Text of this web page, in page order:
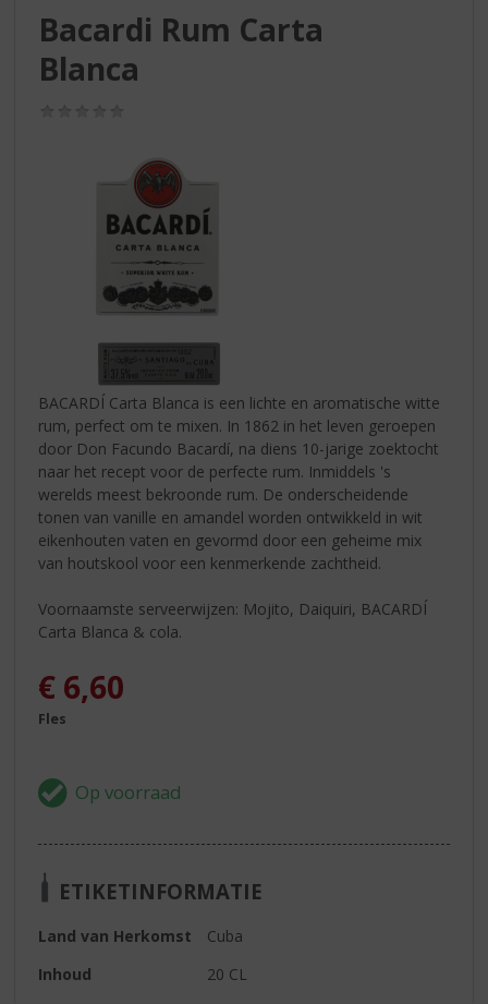
Bacardi Rum Carta
Blanca
BACARDÍ Carta Blanca is een lichte en aromatische witte
rum, perfect om te mixen. In 1862 in het leven geroepen
door Don Facundo Bacardí, na diens 10-jarige zoektocht
naar het recept voor de perfecte rum. Inmiddels 's
werelds meest bekroonde rum. De onderscheidende
tonen van vanille en amandel worden ontwikkeld in wit
eikenhouten vaten en gevormd door een geheime mix
van houtskool voor een kenmerkende zachtheid.
Voornaamste serveerwijzen: Mojito, Daiquiri, BACARDÍ
Carta Blanca & cola.
€ 6,60
Fles
ETIKETINFORMATIE
Land van Herkomst
Cuba
Inhoud
20 CL